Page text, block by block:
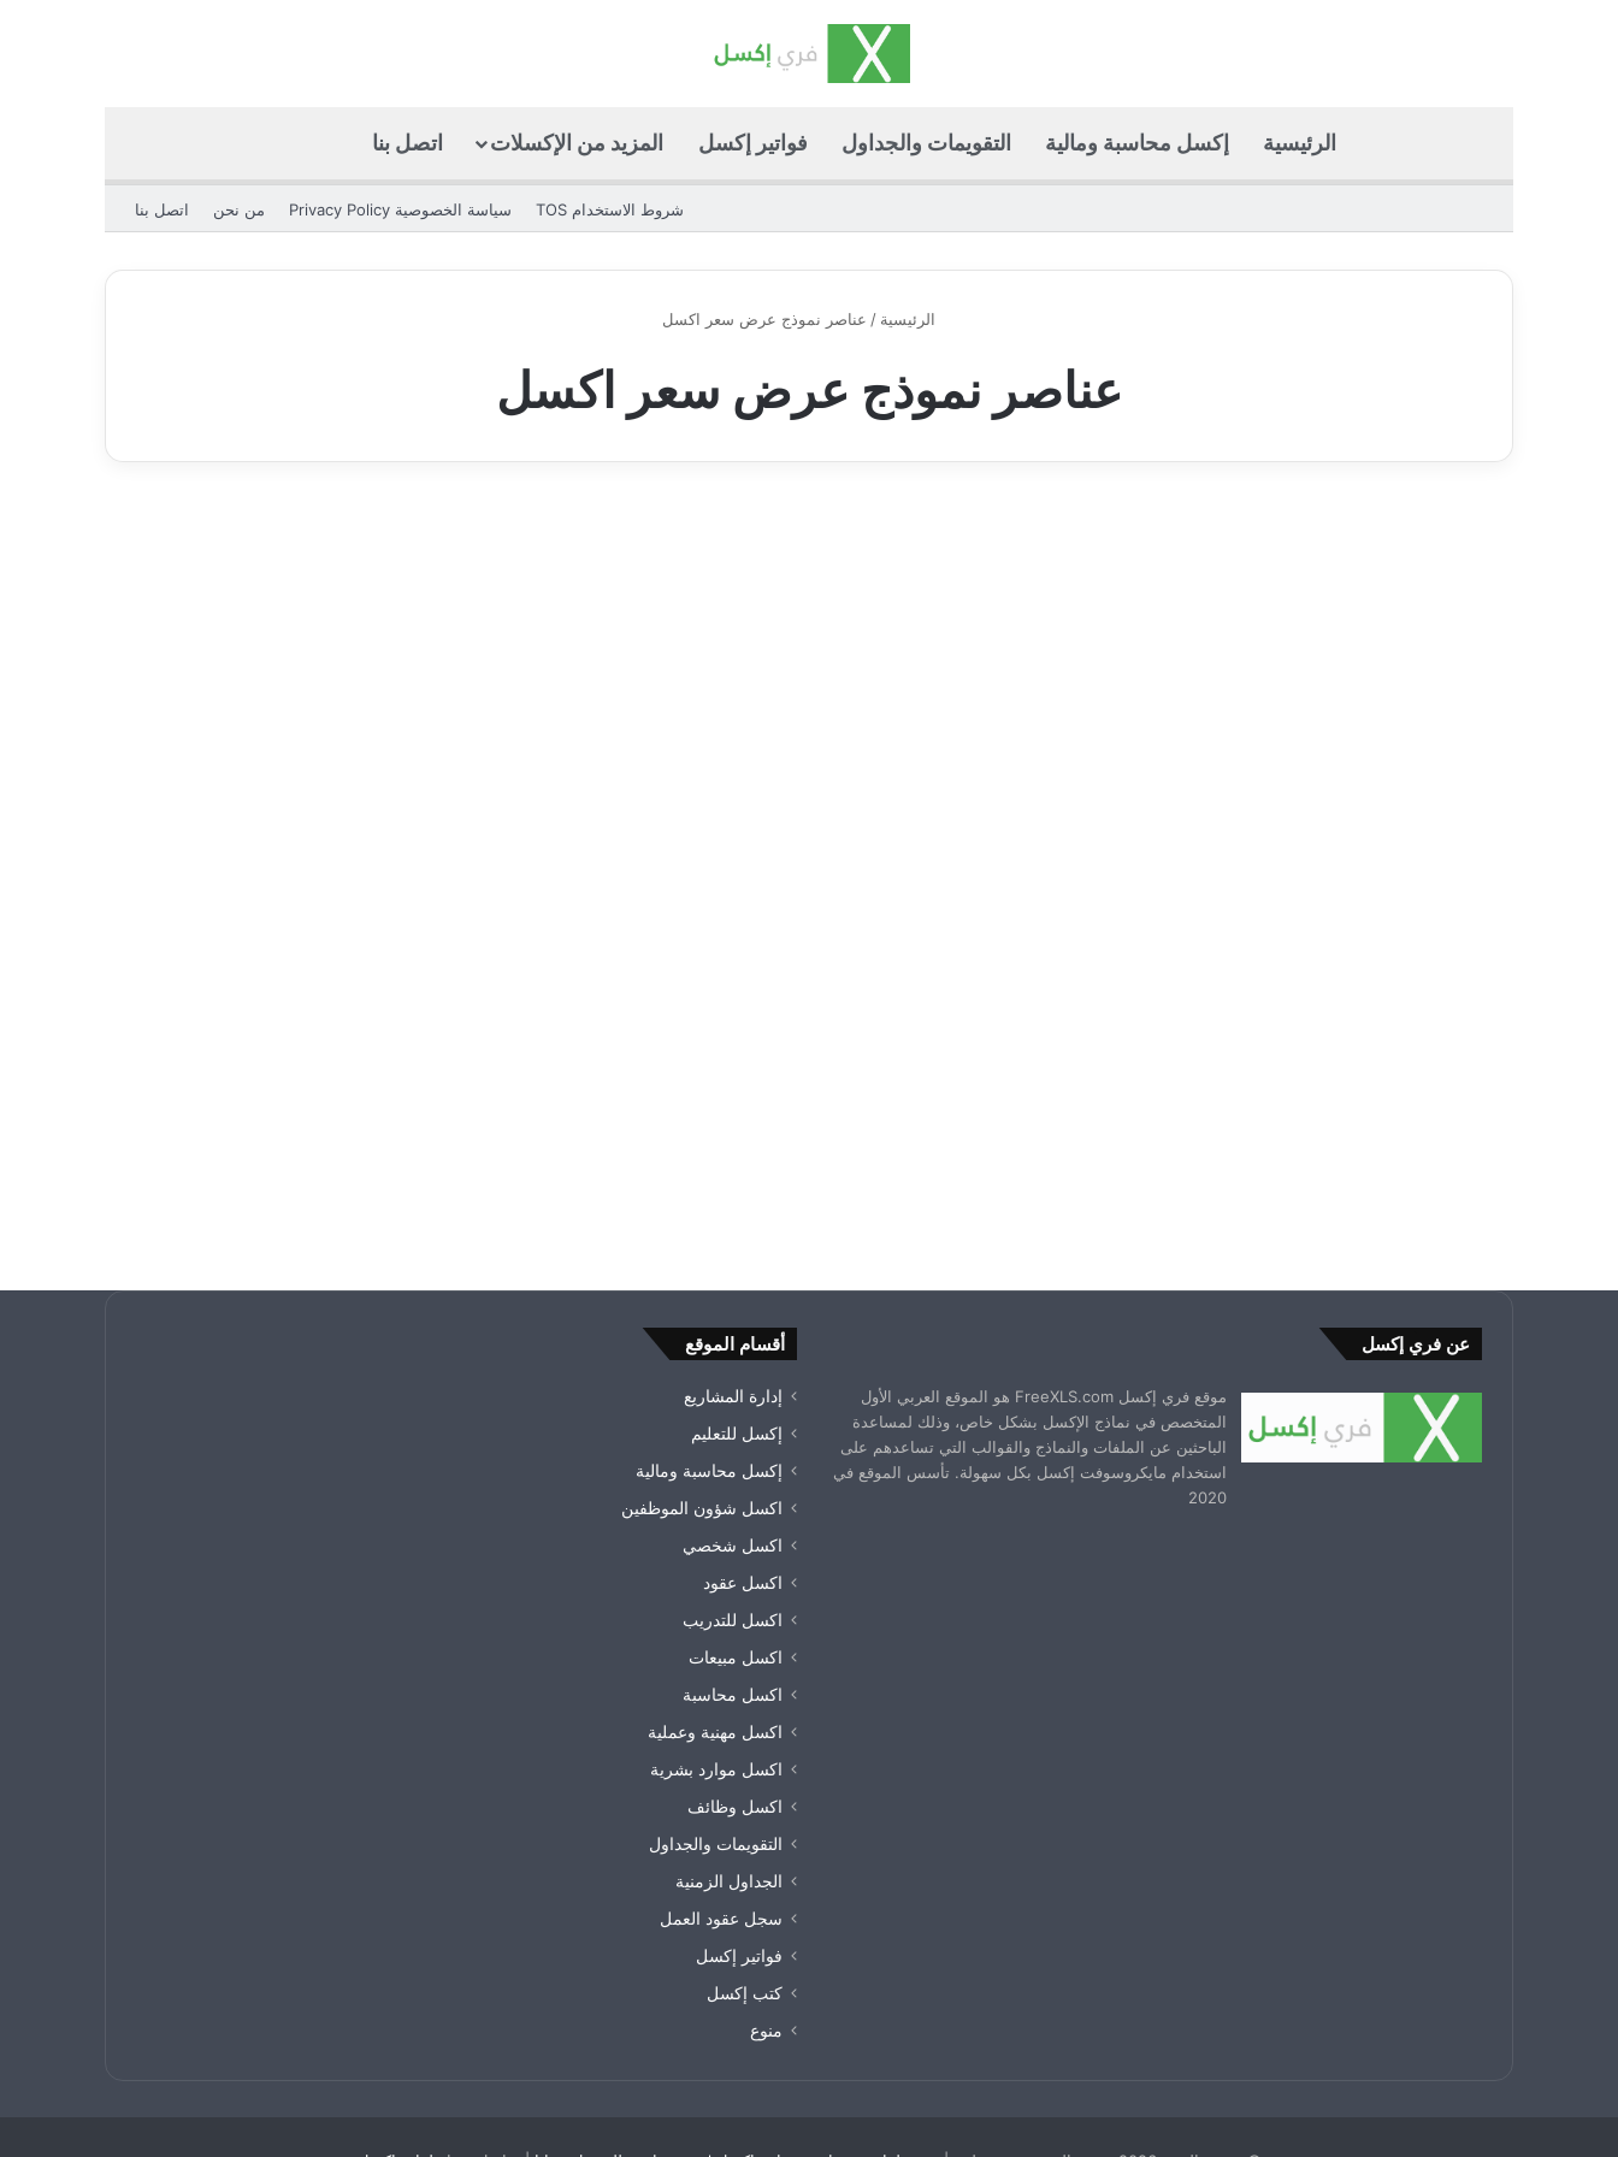
الرئيسية إكسل محاسبة ومالية التقويمات والجداول فواتير إكسل المزيد من الإكسلات اتصل بنا
شروط الاستخدام TOS سياسة الخصوصية Privacy Policy من نحن اتصل بنا
الرئيسية / عناصر نموذج عرض سعر اكسل
عناصر نموذج عرض سعر اكسل
عن فري إكسل
موقع فري إكسل FreeXLS.com هو الموقع العربي الأول
المتخصص في نماذج الإكسل بشكل خاص، وذلك لمساعدة
الباحثين عن الملفات والنماذج والقوالب التي تساعدهم على
استخدام مايكروسوفت إكسل بكل سهولة. تأسس الموقع في
2020
أقسام الموقع
إدارة المشاريع
إكسل للتعليم
إكسل محاسبة ومالية
اكسل شؤون الموظفين
اكسل شخصي
اكسل عقود
اكسل للتدريب
اكسل مبيعات
اكسل محاسبة
اكسل مهنية وعملية
اكسل موارد بشرية
اكسل وظائف
التقويمات والجداول
الجداول الزمنية
سجل عقود العمل
فواتير إكسل
كتب إكسل
منوع